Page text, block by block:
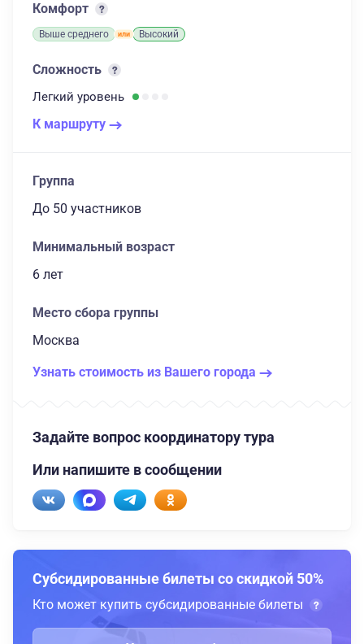
Комфорт
Выше среднего Высокий
Сложность
Легкий уровень
К маршруту
Группа
до 50 участников
Минимальный возраст
6 лет
Место сбора группы
Москва
Узнать стоимость из Вашего города
Задайте вопрос координатору тура
Или напишите в сообщении
Субсидированные билеты со скидкой 50%
Кто может купить субсидированные билеты